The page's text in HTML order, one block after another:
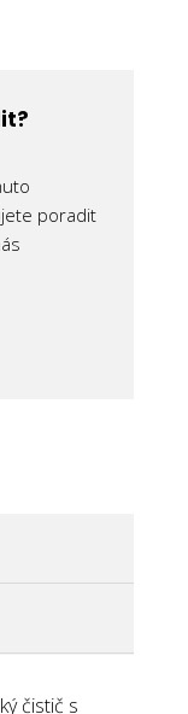
poradit
čistič s